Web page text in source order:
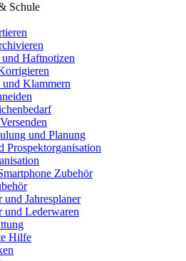
Schule
Haftnotizen
Klammern
und Planung
Prospektorganisation
Zubehör
Jahresplaner
und Lederwaren
Hilfe